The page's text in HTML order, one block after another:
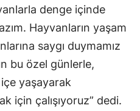
denge içinde
Hayvanların yaşam
saygı duymamız
bu özel günlerle,
yaşayarak
için çalışıyoruz” dedi.